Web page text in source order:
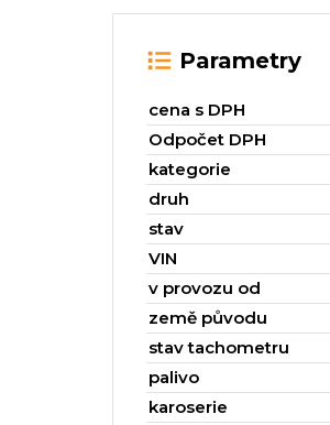
Parametry
cena s DPH
Odpočet DPH
kategorie
druh
stav
VIN
v provozu od
země původu
stav tachometru
palivo
karoserie